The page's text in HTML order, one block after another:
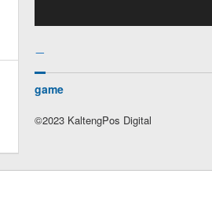
–
game
©2023 KaltengPos Digital